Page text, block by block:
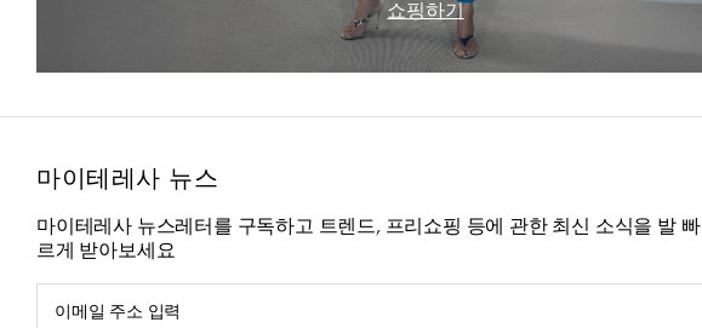
쇼핑하기
마이테레사 뉴스
마이테레사 뉴스레터를 구독하고 트렌드, 프리쇼핑 등에 관한 최신 소식을 발 빠
르게 받아보세요
이메일 주소 입력